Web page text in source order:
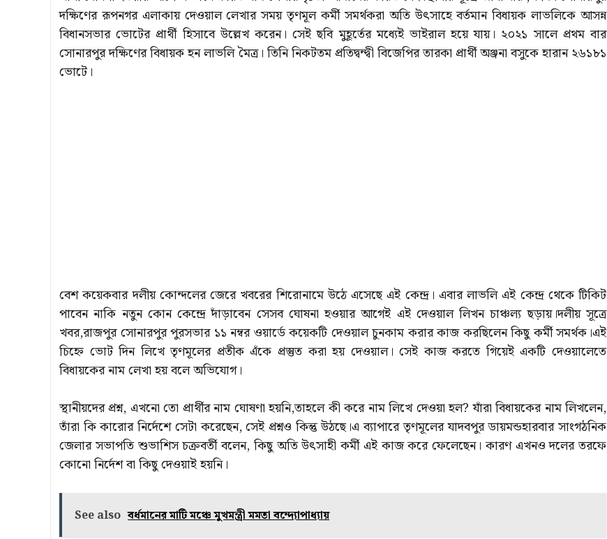
দক্ষিণের রূপনগর এলাকায় দেওয়াল লেখার সময় তৃণমূল কর্মী সমর্থকরা অতি উৎসাহে বর্তমান বিধায়ক লাভলিকে আসন্ন
বিধানসভার ভোটের প্রার্থী হিসাবে উল্লেখ করেন। সেই ছবি মুহূর্তের মধ্যেই ভাইরাল হয়ে যায়। ২০২১ সালে প্রথম বার
সোনারপুর দক্ষিণের বিধায়ক হন লাভলি মৈত্র। তিনি নিকটতম প্রতিদ্বন্দ্বী বিজেপির তারকা প্রার্থী অঞ্জনা বসুকে হারান ২৬১৮১
ভোটে।
বেশ কয়েকবার দলীয় কোন্দলের জেরে খবরের শিরোনামে উঠে এসেছে এই কেন্দ্র। এবার লাভলি এই কেন্দ্র থেকে টিকিট
পাবেন নাকি নতুন কোন কেন্দ্রে দাঁড়াবেন সেসব ঘোষনা হওয়ার আগেই এই দেওয়াল লিখন চাঞ্চল্য ছড়ায়।দলীয় সূত্রে
খবর,রাজপুর সোনারপুর পুরসভার ১১ নম্বর ওয়ার্ডে কয়েকটি দেওয়াল চুনকাম করার কাজ করছিলেন কিছু কর্মী সমর্থক।এই
চিহ্নে ভোট দিন লিখে তৃণমূলের প্রতীক এঁকে প্রস্তুত করা হয় দেওয়াল। সেই কাজ করতে গিয়েই একটি দেওয়ালেতে
বিধায়কের নাম লেখা হয় বলে অভিযোগ।
স্থানীয়দের প্রশ্ন, এখনো তো প্রার্থীর নাম ঘোষণা হয়নি,তাহলে কী করে নাম লিখে দেওয়া হল? যাঁরা বিধায়কের নাম লিখলেন,
তাঁরা কি কারোর নির্দেশে সেটা করেছেন, সেই প্রশ্নও কিন্তু উঠছে।এ ব্যাপারে তৃণমূলের যাদবপুর ডায়মন্ডহারবার সাংগঠনিক
জেলার সভাপতি শুভাশিস চক্রবর্তী বলেন, কিছু অতি উৎসাহী কর্মী এই কাজ করে ফেলেছেন। কারণ এখনও দলের তরফে
কোনো নির্দেশ বা কিছু দেওয়াই হয়নি।
See also বর্ধমানের মাটি মঞ্চে মুখমন্ত্রী মমতা বন্দ্যোপাধ্যায়